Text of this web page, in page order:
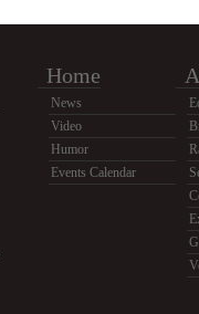
Home
News
Video
Humor
Events Calendar